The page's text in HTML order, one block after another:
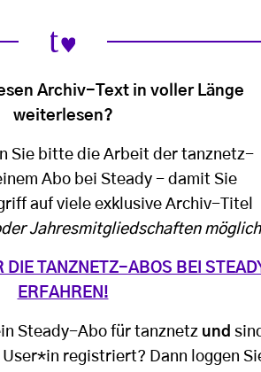
Archiv-Text in voller Länge
weiterlesen?
Sie bitte die Arbeit der tanznetz-
Abo bei Steady - damit Sie
auf viele exklusive Archiv-Titel
Jahresmitgliedschaften
DIE TANZNETZ-ABOS BEI
ERFAHREN!
Steady-Abo für tanznetz und
registriert? Dann loggen